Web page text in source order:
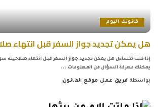
قانونك اليوم
هل يمكن تجديد جواز السفر قبل انتهاء
إذا كنت تتساءل هل يمكن تجديد جواز السفر قبل انتهاء صلاحيته
يمكنك معرفة السؤال من المعلومات ...
بواسطة فريق عمل موقع القانون